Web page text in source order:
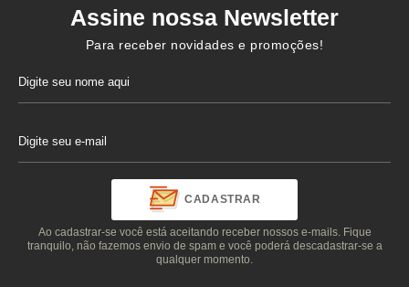
Assine nossa Newsletter
Para receber novidades e promoções!
CADASTRAR
Ao cadastrar-se você está aceitando receber nossos e-mails. Fique
tranquilo, não fazemos envio de spam e você poderá descadastrar-se a
qualquer momento.